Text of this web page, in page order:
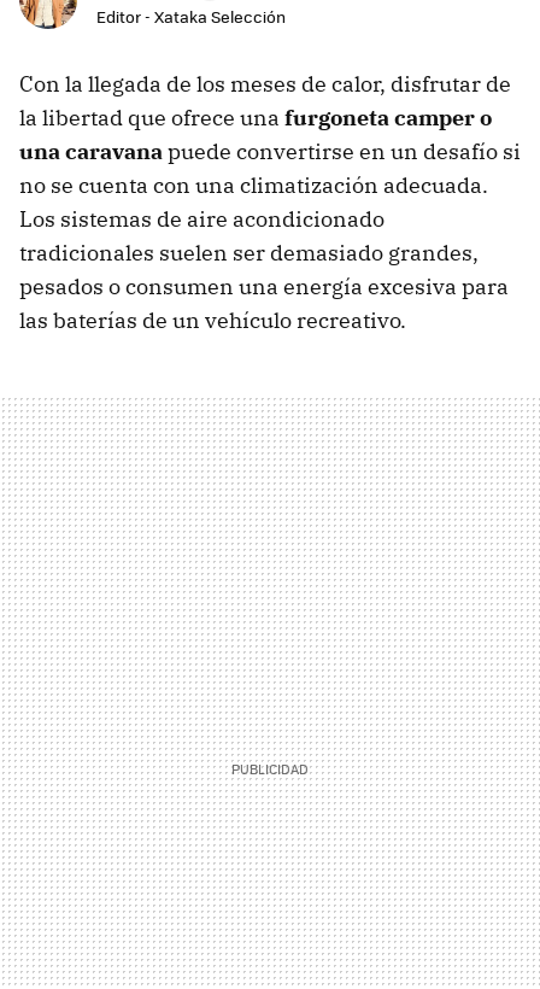
Editor - Xataka Selección
Con la llegada de los meses de calor, disfrutar de
la libertad que ofrece una furgoneta camper o
una caravanapuede convertirse en un desafío si
no se cuenta con una climatización adecuada.
Los sistemas de aire acondicionado
tradicionales suelen ser demasiado grandes,
pesados o consumen una energía excesiva para
las baterías de un vehículo recreativo.